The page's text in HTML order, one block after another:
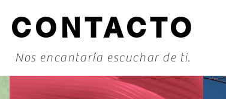
CONTACTO
Nos encantaría escuchar de ti.